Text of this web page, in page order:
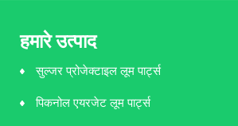
हमारे उत्पाद
सुल्जर प्रोजेक्टाइल लूम पार्ट्स
पिकनोल एयरजेट लूम पार्ट्स